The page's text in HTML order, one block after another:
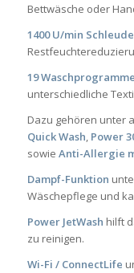
Bettwäsche oder
1400 U/min
19 Waschprogramme
unterschiedliche
Dazu gehören unter
Quick Wash, Power
sowie Anti-Allergie
Dampf-Funktion
Wäschepflege und
Power JetWash hilft
zu reinigen.
Wi-Fi / ConnectLife